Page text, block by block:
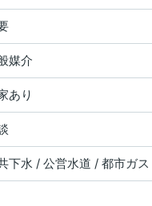
媒介
あり
下水 / 公営水道 / 都市ガス